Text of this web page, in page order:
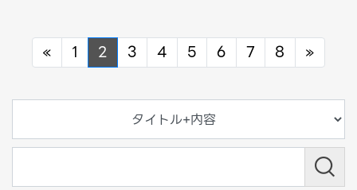
« Previous
1 2 3 4 5 6 7 8 »